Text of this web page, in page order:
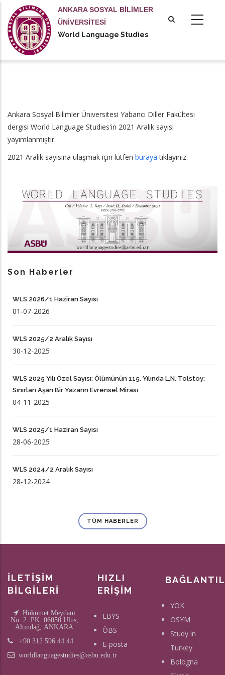
içeriğe
atla
ANKARA SOSYAL BİLİMLER
ÜNİVERSİTESİ
World Language Studies
Ankara Sosyal Bilimler Üniversitesi Yabancı Diller Fakültesi
dergisi World Language Studies'in 2021 Aralık sayısı
yayımlanmıştır.
2021 Aralık sayısına ulaşmak için lütfen buraya tıklayınız.
Son Haberler
WLS 2026/1 Haziran Sayısı
01-07-2026
WLS 2025/2 Aralık Sayısı
30-12-2025
WLS 2025 Yılı Özel Sayısı: Ölümünün 115. Yılında L.N. Tolstoy:
Sınırları Aşan Bir Yazarın Evrensel Mirası
04-11-2025
WLS 2025/1 Haziran Sayısı
28-06-2025
WLS 2024/2 Aralık Sayısı
28-12-2024
TÜM HABERLER
İLETİŞİM
BİLGİLERİ
Hükümet Meydanı
No: 2 PK: 06050 Ulus,
Altındağ, ANKARA
+90 312 596 44 44
worldlanguagestudies@asbu.edu.tr
HIZLI
ERİŞİM
EBYS
ÖBS
E-posta
YÖK
ÖSYM
Study in
Turkey
Bologna